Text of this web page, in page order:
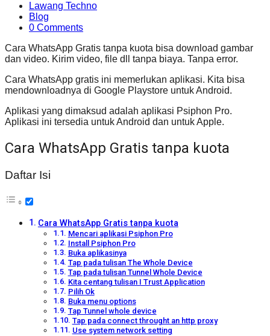
Lawang Techno
Blog
0 Comments
Cara WhatsApp Gratis tanpa kuota bisa download gambar
dan video. Kirim video, file dll tanpa biaya. Tanpa error.
Cara WhatsApp gratis ini memerlukan aplikasi. Kita bisa
mendownloadnya di Google Playstore untuk Android.
Aplikasi yang dimaksud adalah aplikasi Psiphon Pro.
Aplikasi ini tersedia untuk Android dan untuk Apple.
Cara WhatsApp Gratis tanpa kuota
Daftar Isi
Cara WhatsApp Gratis tanpa kuota
Mencari aplikasi Psiphon Pro
Install Psiphon Pro
Buka aplikasinya
Tap pada tulisan The Whole Device
Tap pada tulisan Tunnel Whole Device
Kita centang tulisan I Trust Application
Pilih Ok
Buka menu options
Tap Tunnel whole device
Tap pada connect throught an http proxy
Use system network setting